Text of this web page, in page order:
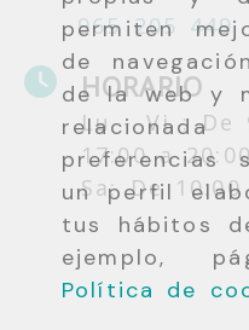
permiten
de
de la web y
preferencias
un perfil
tus hábitos
ejemplo,
Política de
965 205 449
HORARIO
Lu - Vi : De
17:00 a 20:00
Sa: De